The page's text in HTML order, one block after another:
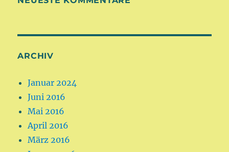
ARCHIV
Januar 2024
Juni 2016
Mai 2016
April 2016
März 2016